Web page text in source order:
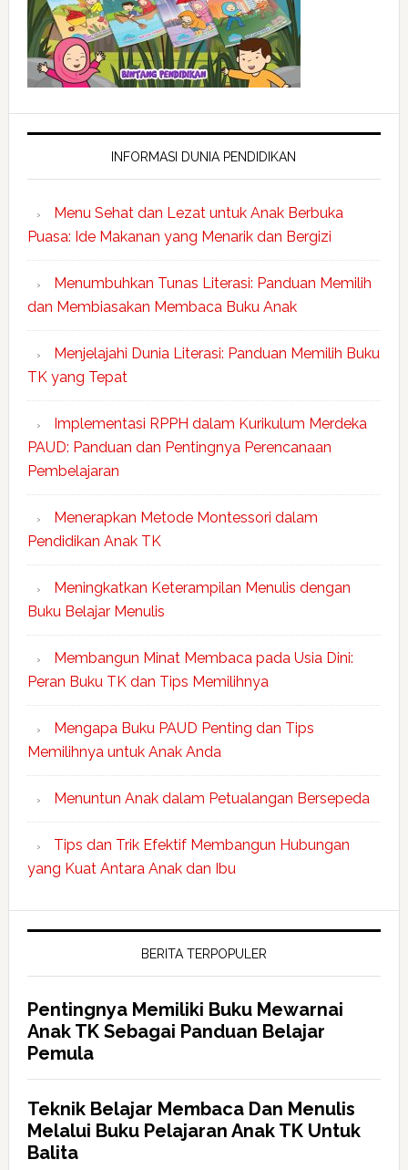
INFORMASI DUNIA PENDIDIKAN
Menu Sehat dan Lezat untuk Anak Berbuka
Puasa: Ide Makanan yang Menarik dan Bergizi
Menumbuhkan Tunas Literasi: Panduan Memilih
dan Membiasakan Membaca Buku Anak
Menjelajahi Dunia Literasi: Panduan Memilih Buku
TK yang Tepat
Implementasi RPPH dalam Kurikulum Merdeka
PAUD: Panduan dan Pentingnya Perencanaan
Pembelajaran
Menerapkan Metode Montessori dalam
Pendidikan Anak TK
Meningkatkan Keterampilan Menulis dengan
Buku Belajar Menulis
Membangun Minat Membaca pada Usia Dini:
Peran Buku TK dan Tips Memilihnya
Mengapa Buku PAUD Penting dan Tips
Memilihnya untuk Anak Anda
Menuntun Anak dalam Petualangan Bersepeda
Tips dan Trik Efektif Membangun Hubungan
yang Kuat Antara Anak dan Ibu
BERITA TERPOPULER
Pentingnya Memiliki Buku Mewarnai
Anak TK Sebagai Panduan Belajar
Pemula
Teknik Belajar Membaca Dan Menulis
Melalui Buku Pelajaran Anak TK Untuk
Balita